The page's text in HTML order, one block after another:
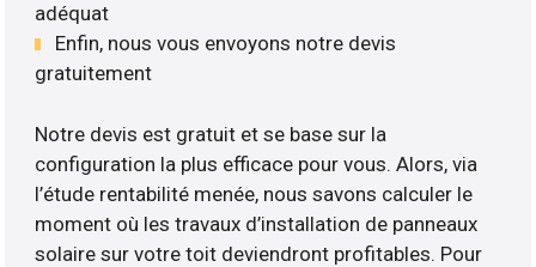
adéquat
Enfin, nous vous envoyons notre devis
gratuitement
Notre devis est gratuit et se base sur la
configuration la plus efficace pour vous. Alors, via
l’étude rentabilité menée, nous savons calculer le
moment où les travaux d’installation de panneaux
solaire sur votre toit deviendront profitables. Pour